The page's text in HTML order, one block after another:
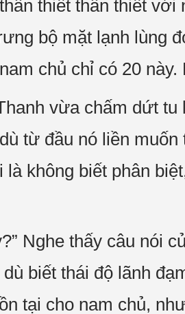
thiết thân thiết
bộ mặt lạnh lùng
chủ chỉ có 20 này.
vừa chấm dứt tu
từ đầu nó liền
là không biết phân
Nghe thấy câu nói
biết thái độ lãnh
tại cho nam chủ,